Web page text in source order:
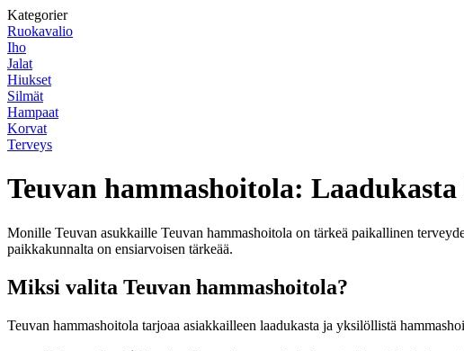
Kategorier
Ruokavalio
Iho
Jalat
Hiukset
Silmät
Hampaat
Korvat
Terveys
Teuvan hammashoitola:
Monille Teuvan asukkaille Teuvan hammashoitola on tärkeä paikallinen
paikkakunnalta on ensiarvoisen tärkeää.
Miksi valita Teuvan hammashoitola?
Teuvan hammashoitola tarjoaa asiakkailleen laadukasta ja yksilöllistä